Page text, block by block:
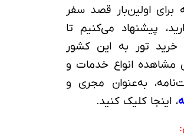
برای اولین‌بار قصد سفر
پیشنهاد می‌کنیم تا
خرید تور به این کشور
مشاهده انواع خدمات و
به‌عنوان مجری و
، اینجا کلیک کنید.